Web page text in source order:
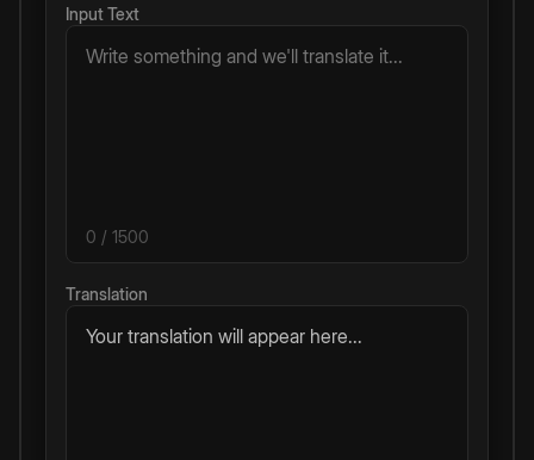
Input Text
0 / 1500
Translation
Your translation will appear here...